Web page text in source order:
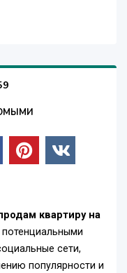
квартиру на
сети,
популярности и